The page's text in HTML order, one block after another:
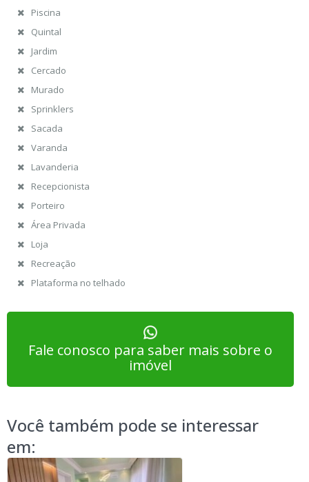
Piscina
Quintal
Jardim
Cercado
Murado
Sprinklers
Sacada
Varanda
Lavanderia
Recepcionista
Porteiro
Área Privada
Loja
Recreação
Plataforma no telhado
Fale conosco para saber mais sobre o
imóvel
Você também pode se interessar
em: